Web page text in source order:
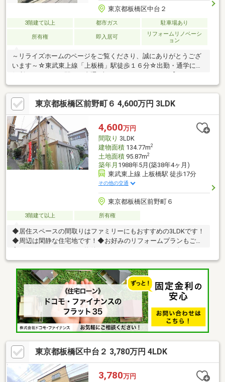
東京都板橋区中台２
3階建て以上 都市ガス 駐車場あり
所有権 即入居可
リフォームリノベーシ
ョン
～リライズホームのページをご覧くださり、誠にありがとうござ
います～☆東武東上線「上板橋」駅徒歩１６分☆出勤・通学にも
Point】◆生活の質を高める設備・仕様◆都心で希少な４LDDKK物
件◆2026年5月にハウスクリーニング実施済み◆目の届きやすい
対面キッチン◆あると嬉しいサンルーム付き【周辺環境】◇スー
パー…徒歩８分◇コンビニ…徒歩７分◇小学校…徒歩９分◇中学
校…徒歩５分『詳しい資料のご請求』のみでも大歓迎です！ご見
学のご希望など、ぜひお気軽にお問合せください♪
東京都板橋区前野町６ 4,600万円 3LDK
4,600万円
間取り 3LDK
建物面積134.77m2
土地面積95.87m2
築年月 1988年5月(築38年4ヶ月)
東武東上線 上板橋駅 徒歩17分
その他の交通
東京都板橋区前野町６
3階建て以上 所有権
◆居住スペースの間取りはファミリーにもおすすめの3LDKです！
◆周辺は閑静な住宅地です！◆お好みのリフォームプランもご提
ろなくお伝えします！定休日なし、当日のご内覧も承ります！19
時以降のご案内・スキマ時間でのご見学もお気軽にお申し付けく
ださい。～城北でのお住まい探しはお任せください～ウィルは東
証上場、創業30周年の地域密着型の会社です。赤羽駅徒歩5分の
店舗にはキッズスペースやおむつ替えスペースを完備しており、
お子様連れでも安心です。オンライン内覧や、事前のLINE相談も
可能です。
東京都板橋区中台２ 3,780万円 4LDK
3,780万円